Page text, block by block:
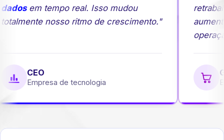
em tempo real. Isso mudou
nosso ritmo de crescimento."
CEO
Empresa de tecnologia